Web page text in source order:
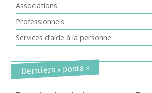
Associations
Professionnels
Services d’aide à la personne
Derniers « posts »